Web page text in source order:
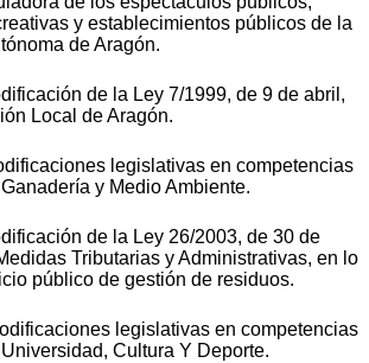
y establecimientos públicos de la
de Aragón.
de la Ley 7/1999, de 9 de abril,
Local de Aragón.
legislativas en competencias
y Medio Ambiente.
de la Ley 26/2003, de 30 de
Tributarias y Administrativas, en lo
público de gestión de residuos.
legislativas en competencias
Cultura Y Deporte.